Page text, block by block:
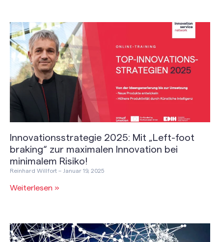
Innovationsstrategie 2025: Mit „Left-foot
braking“ zur maximalen Innovation bei
minimalem Risiko!
Reinhard Willfort Januar 19, 2025
Weiterlesen »